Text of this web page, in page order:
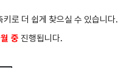
키로 더 쉽게 찾으실 수 있습니다.
월 중 진행됩니다.